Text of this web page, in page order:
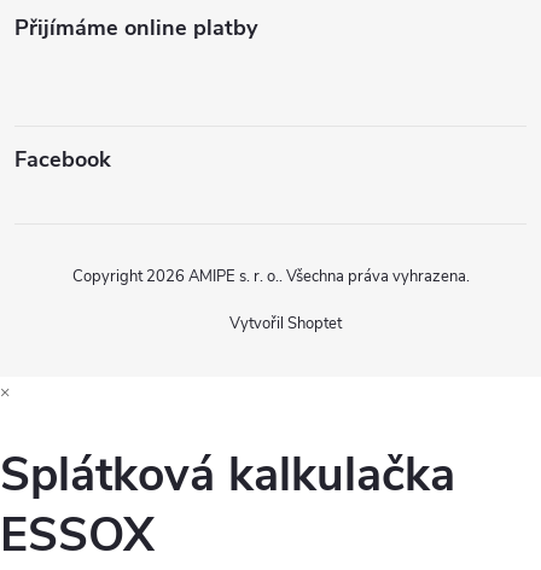
Přijímáme online platby
Facebook
Vytvořil Shoptet
Copyright 2026 AMIPE s. r. o.. Všechna práva vyhrazena.
×
Splátková kalkulačka
ESSOX